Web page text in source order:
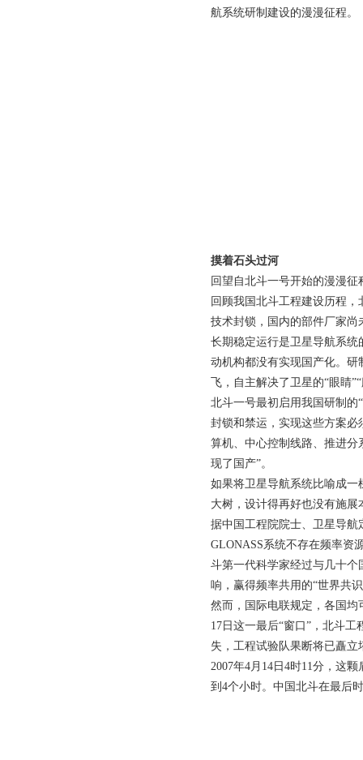
航系统研制建设的漫漫征程。
摸着石头过河
回望自北斗一号开始的漫漫
回顾我国北斗工程建设历程
技术封锁，国内的部件厂家尚
长期稳定运行是卫星导航系
动机构都没有实现国产化。
飞，自主解决了卫星的“眼睛
北斗一号最初启用我国研制的
封锁和禁运，实现这些方案
算机、中心控制线路、推进分
现了国产”。
如果将卫星导航系统比喻成
大树，设计得再好也没有施展
据中国工程院院士、卫星导航
GLONASS系统不存在频率资
斗第一代科学家经过与几十
响，赢得频率共用的“世界共
然而，国际电联规定，各国均
17日这一最后“窗口”，北斗
失，工程试验队果断将已矗
2007年4月14日4时11分，这
到4个小时。中国北斗在最后